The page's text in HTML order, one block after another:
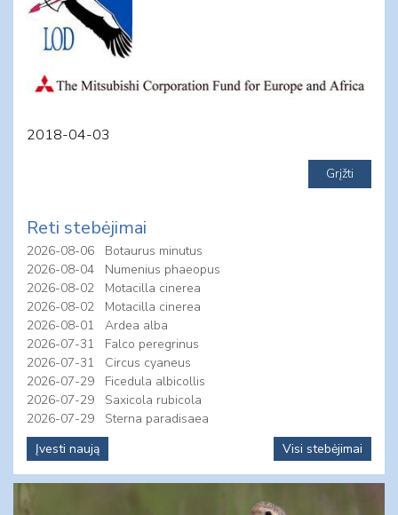
2018-04-03
Reti stebėjimai
2026-08-06
Botaurus minutus
2026-08-04
Numenius phaeopus
2026-08-02
Motacilla cinerea
2026-08-02
Motacilla cinerea
2026-08-01
Ardea alba
2026-07-31
Falco peregrinus
2026-07-31
Circus cyaneus
2026-07-29
Ficedula albicollis
2026-07-29
Saxicola rubicola
2026-07-29
Sterna paradisaea
Įvesti naują
Visi stebėjimai